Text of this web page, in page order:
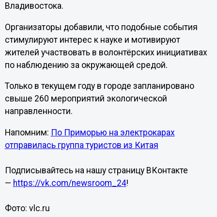
Владивостока.
Организаторы добавили, что подобные события
стимулируют интерес к науке и мотивируют
жителей участвовать в волонтёрских инициативах
по наблюдению за окружающей средой.
Только в текущем году в городе запланировано
свыше 260 мероприятий экологической
направленности.
Напомним: По Приморью на электрокарах
отправилась группа туристов из Китая
Подписывайтесь на нашу страницу ВКонтакте
— https://vk.com/newsroom_24!
Фото: vlc.ru